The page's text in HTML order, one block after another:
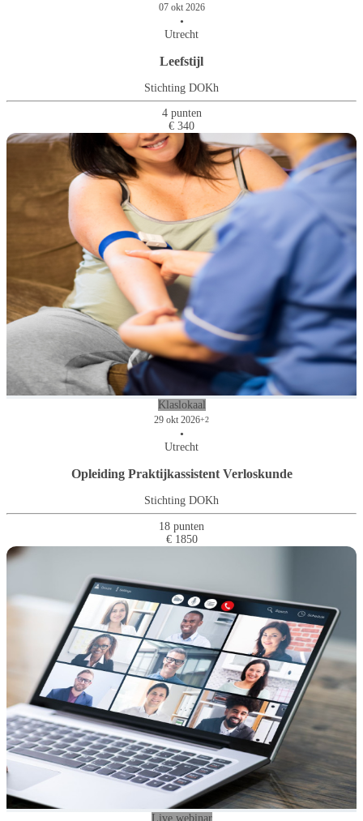
07 okt 2026
•
Utrecht
Leefstijl
Stichting DOKh
4 punten
€ 340
Klaslokaal
29 okt 2026+2
•
Utrecht
Opleiding Praktijkassistent Verloskunde
Stichting DOKh
18 punten
€ 1850
Live webinar